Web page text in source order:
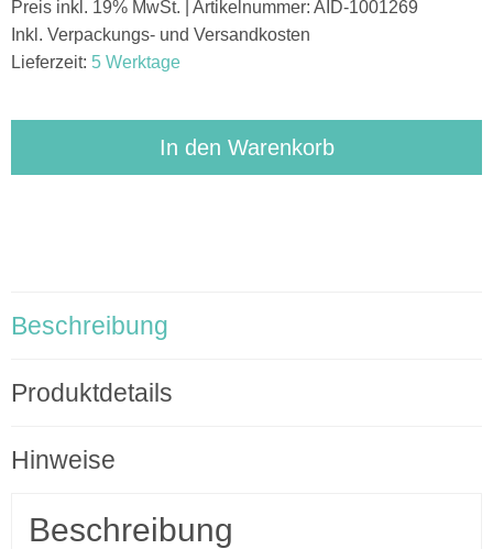
Preis inkl. 19% MwSt. | Artikelnummer: AID-1001269
Inkl. Verpackungs- und Versandkosten
Lieferzeit: 5 Werktage
In den Warenkorb
Beschreibung
Produktdetails
Hinweise
Beschreibung